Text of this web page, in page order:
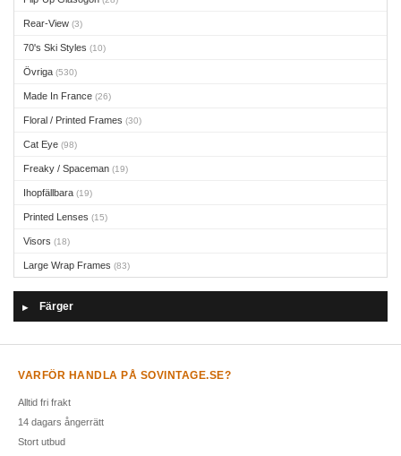
Rear-View (3)
70's Ski Styles (10)
Övriga (530)
Made In France (26)
Floral / Printed Frames (30)
Cat Eye (98)
Freaky / Spaceman (19)
Ihopfällbara (19)
Printed Lenses (15)
Visors (18)
Large Wrap Frames (83)
▶ Färger
VARFÖR HANDLA PÅ SOVINTAGE.SE?
Alltid fri frakt
14 dagars ångerrätt
Stort utbud